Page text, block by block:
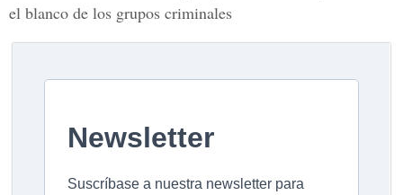
el blanco de los grupos criminales